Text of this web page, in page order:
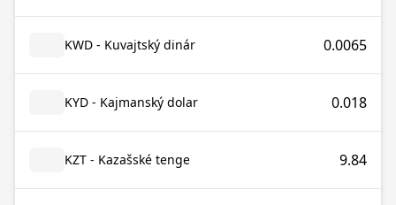
KWD - Kuvajtský dinár 0.0065
KYD - Kajmanský dolar 0.018
KZT - Kazašské tenge 9.84